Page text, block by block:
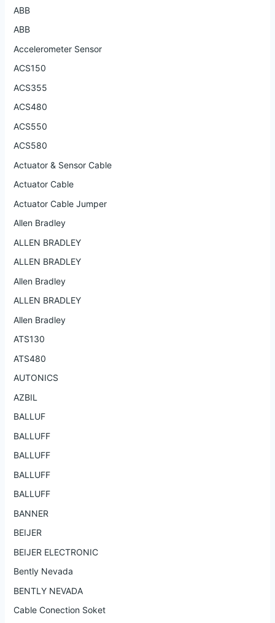
ABB
ABB
Accelerometer Sensor
ACS150
ACS355
ACS480
ACS550
ACS580
Actuator & Sensor Cable
Actuator Cable
Actuator Cable Jumper
Allen Bradley
ALLEN BRADLEY
ALLEN BRADLEY
Allen Bradley
ALLEN BRADLEY
Allen Bradley
ATS130
ATS480
AUTONICS
AZBIL
BALLUF
BALLUFF
BALLUFF
BALLUFF
BALLUFF
BANNER
BEIJER
BEIJER ELECTRONIC
Bently Nevada
BENTLY NEVADA
Cable Conection Soket